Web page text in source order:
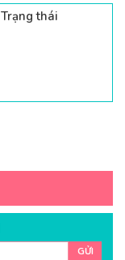
Trạng thái
GỬI